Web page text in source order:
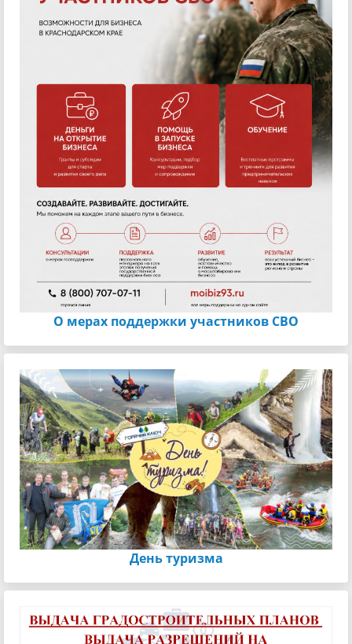
О мерах поддержки участников СВО
День туризма